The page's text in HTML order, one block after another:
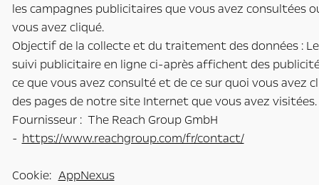
les campagnes publicitaires que vous avez consultées
vous avez cliqué.
Objectif de la collecte et du traitement des données :
suivi publicitaire en ligne ci-après affichent des
ce que vous avez consulté et de ce sur quoi vous avez
des pages de notre site Internet que vous avez visitées.
Fournisseur : The Reach Group GmbH
- https://www.reachgroup.com/fr/contact/
Cookie: AppNexus